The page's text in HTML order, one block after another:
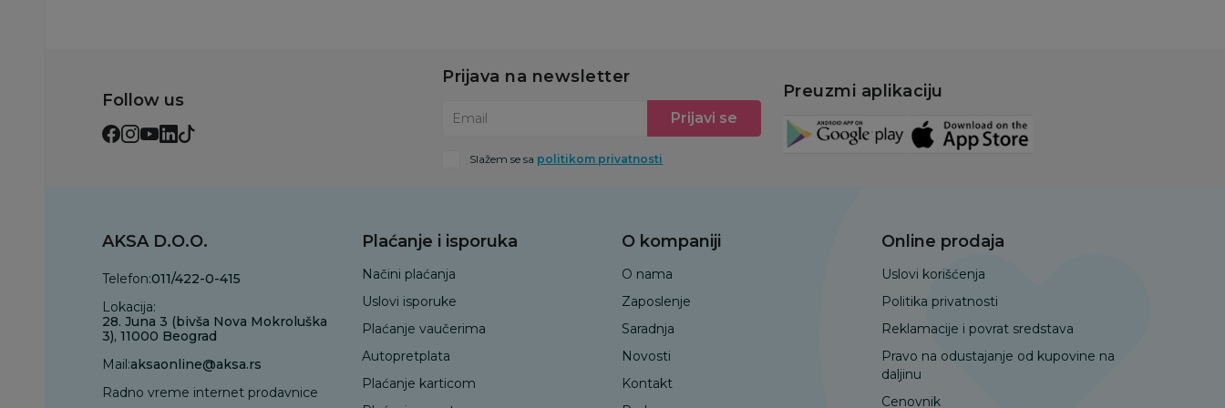
Follow us
Prijava na newsletter
Email Prijavi se
Slažem se sa politikom privatnosti
Preuzmi aplikaciju
AKSA D.O.O.
Telefon:011/422-0-415
Lokacija:
28. Juna 3 (bivša Nova Mokroluška
3), 11000 Beograd
Mail:aksaonline@aksa.rs
Radno vreme internet prodavnice
Plaćanje i isporuka
Načini plaćanja
Uslovi isporuke
Plaćanje vaučerima
Autopretplata
Plaćanje karticom
O kompaniji
O nama
Zaposlenje
Saradnja
Novosti
Kontakt
Online prodaja
Uslovi korišćenja
Politika privatnosti
Reklamacije i povrat sredstava
Pravo na odustajanje od kupovine na
daljinu
Cenovnik